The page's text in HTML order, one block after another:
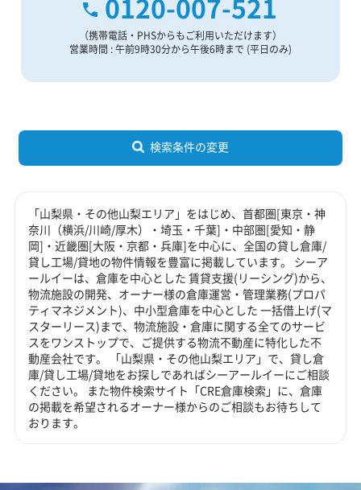
（携帯電話・PHSからもご利用いただけます）
営業時間 : 午前9時30分から午後6時まで (平日のみ)
検索条件の変更
「山梨県・その他山梨エリア」をはじめ、首都圏[東京・神
奈川（横浜/川崎/厚木）・埼玉・千葉]・中部圏[愛知・静
岡]・近畿圏[大阪・京都・兵庫]を中心に、全国の貸し倉庫/
貸し工場/貸地の物件情報を豊富に掲載しています。 シーア
ールイーは、倉庫を中心とした 賃貸支援(リーシング)から、
物流施設の開発、オーナー様の倉庫運営・管理業務(プロパ
ティマネジメント)、中小型倉庫を中心とした 一括借上げ(マ
スターリース)まで、物流施設・倉庫に関する全てのサービ
スをワンストップで、ご提供する物流不動産に特化した不
動産会社です。 「山梨県・その他山梨エリア」で、貸し倉
庫/貸し工場/貸地をお探しであればシーアールイーにご相談
ください。 また物件検索サイト「CRE倉庫検索」に、倉庫
の掲載を希望されるオーナー様からのご相談もお待ちして
おります。